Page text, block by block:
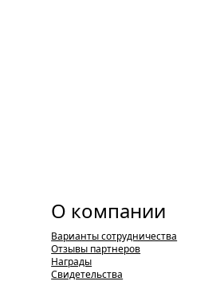
О компании
Варианты сотрудничества
Отзывы партнеров
Награды
Свидетельства